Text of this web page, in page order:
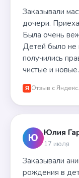
Заказывали
дочери.
Была очень
Детей было не
получились
чистые и
Я Отзыв с
Ю Юлия
17 июля
Заказывали
рождения в